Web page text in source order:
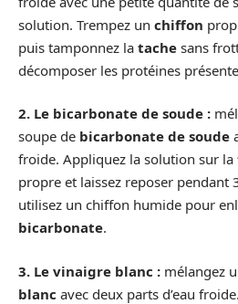
solution. Trempez un chiffon
puis tamponnez la tache sans
décomposer les protéines
2. Le bicarbonate de soude :
soupe de bicarbonate de soude
froide. Appliquez la solution sur la
propre et laissez reposer pendant
utilisez un chiffon humide pour
bicarbonate.
3. Le vinaigre blanc : mélangez
blanc avec deux parts d’eau